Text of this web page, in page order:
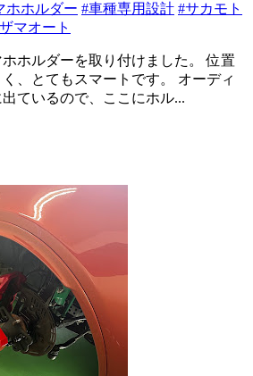
ホホルダー #車種専用設計 #サカモト
マオート
ホルダーを取り付けました。 位置
、とてもスマートです。 オーディ
ているので、ここにホル...